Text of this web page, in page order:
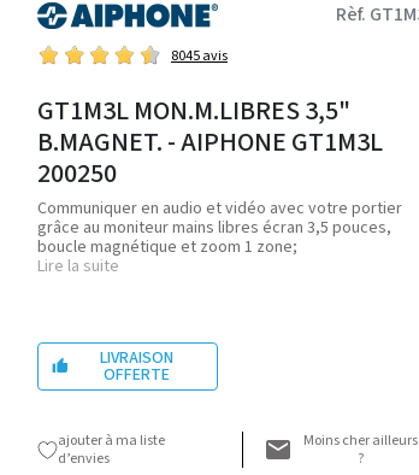
Rèf.
8045 avis
GT1M3L MON.M.LIBRES 3,5"
B.MAGNET. - AIPHONE GT1M3L
200250
Communiquer en audio et vidéo avec votre portier
grâce au moniteur mains libres écran 3,5 pouces,
boucle magnétique et zoom 1 zone;
Lire la suite
 LIVRAISON
OFFERTE
ajouter à ma liste
d’envies
Moins cher ailleurs
?